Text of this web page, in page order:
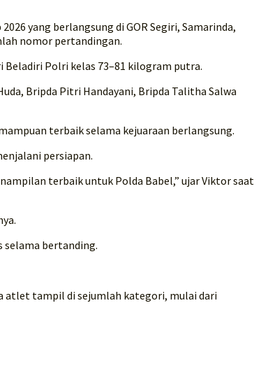
yang berlangsung di GOR Segiri, Samarinda,
nomor pertandingan.
Beladiri Polri kelas 73–81 kilogram putra.
Bripda Pitri Handayani, Bripda Talitha Salwa
terbaik selama kejuaraan berlangsung.
persiapan.
terbaik untuk Polda Babel,” ujar Viktor saat
bertanding.
atlet tampil di sejumlah kategori, mulai dari